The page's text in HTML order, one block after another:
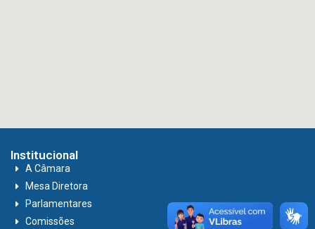
Institucional
A Câmara
Mesa Diretora
Parlamentares
Comissões